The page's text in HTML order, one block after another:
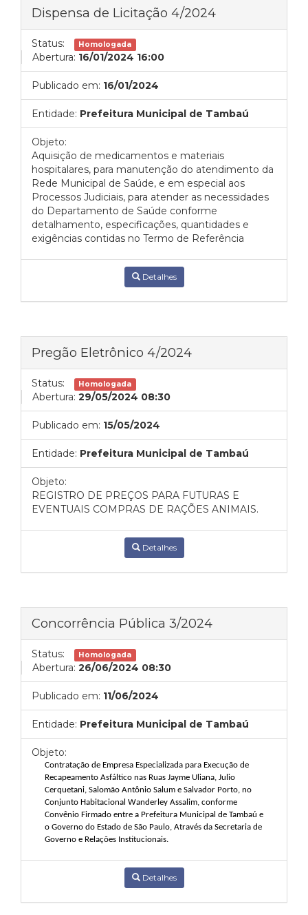
Dispensa de Licitação 4/2024
Status: Homologada
Abertura: 16/01/2024 16:00
Publicado em: 16/01/2024
Entidade: Prefeitura Municipal de Tambaú
Objeto:
Aquisição de medicamentos e materiais
hospitalares, para manutenção do atendimento da
Rede Municipal de Saúde, e em especial aos
Processos Judiciais, para atender as necessidades
do Departamento de Saúde conforme
detalhamento, especificações, quantidades e
exigências contidas no Termo de Referência
Detalhes
Pregão Eletrônico 4/2024
Status: Homologada
Abertura: 29/05/2024 08:30
Publicado em: 15/05/2024
Entidade: Prefeitura Municipal de Tambaú
Objeto:
REGISTRO DE PREÇOS PARA FUTURAS E
EVENTUAIS COMPRAS DE RAÇÕES ANIMAIS.
Detalhes
Concorrência Pública 3/2024
Status: Homologada
Abertura: 26/06/2024 08:30
Publicado em: 11/06/2024
Entidade: Prefeitura Municipal de Tambaú
Objeto:
Contratação de Empresa Especializada para Execução de
Recapeamento Asfáltico nas Ruas Jayme Uliana, Julio
Cerquetani, Salomão Antônio Salum e Salvador Porto, no
Conjunto Habitacional Wanderley Assalim, conforme
Convênio Firmado entre a Prefeitura Municipal de Tambaú e
o Governo do Estado de São Paulo, Através da Secretaria de
Governo e Relações Institucionais.
Detalhes